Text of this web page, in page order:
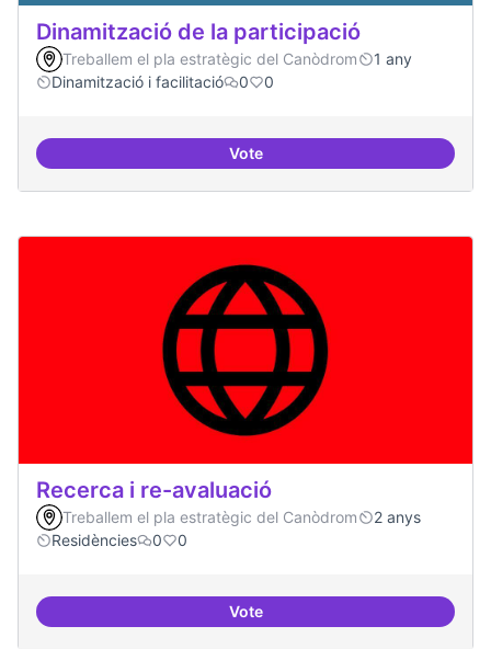
Dinamització de la participació
Treballem el pla estratègic del Canòdrom
1 any
Dinamització i facilitació
0 0
VoteDinamització de la participació
Recerca i re-avaluació
Treballem el pla estratègic del Canòdrom
2 anys
Residències
0 0
VoteRecerca i re-avaluació